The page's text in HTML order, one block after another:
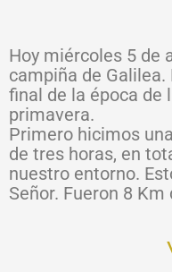
Hoy miércoles 5 de
campiña de
final de la época de
primavera.
Primero hicimos
de tres horas, en
nuestro entorno.
Señor. Fueron 8